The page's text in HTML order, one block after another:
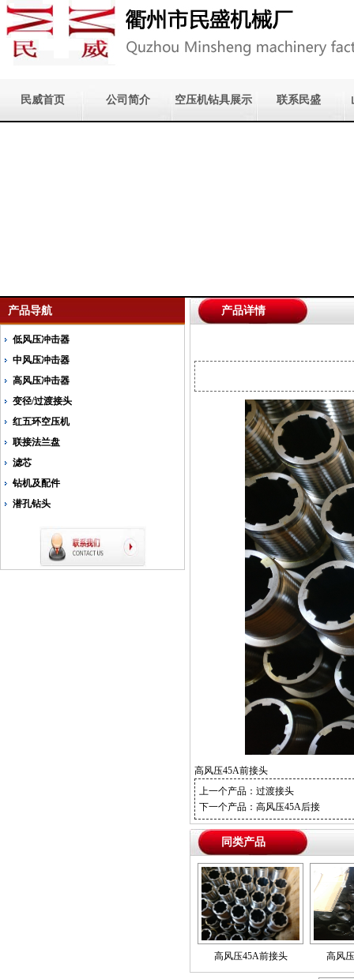
民威首页 公司简介 空压机钻具展示 联系民盛
产品导航
低风压冲击器
中风压冲击器
高风压冲击器
变径/过渡接头
红五环空压机
联接法兰盘
滤芯
钻机及配件
潜孔钻头
产品详情
高风压45A前接头
上一个产品： 过渡接头
下一个产品： 高风压45A后接
同类产品
高风压45A前接头 高风